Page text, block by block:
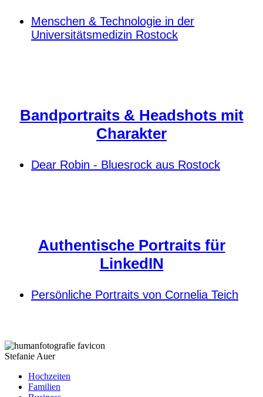
Menschen & Technologie in der
Universitätsmedizin Rostock
Bandportraits & Headshots mit
Charakter
Dear Robin - Bluesrock aus Rostock
Authentische Portraits für
LinkedIN
Persönliche Portraits von Cornelia Teich
Stefanie Auer
Hochzeiten
Familien